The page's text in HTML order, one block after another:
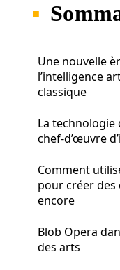
Une nouvelle
l’intelligence
classique
La technologie
chef-d’œuvre
Comment
pour créer des
encore
Blob Opera
des arts